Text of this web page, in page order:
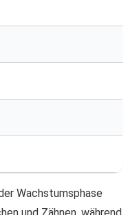
Wachstumsphase